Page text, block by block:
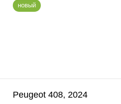
новый
Peugeot 408, 2024